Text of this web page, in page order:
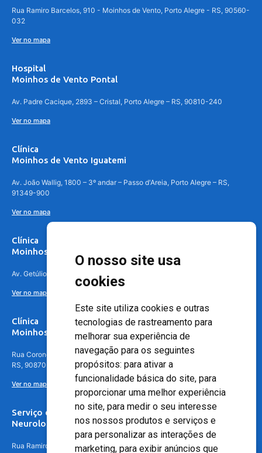
O nosso site usa
cookies
Este site utiliza cookies e outras
tecnologias de rastreamento para
melhorar sua experiência de
navegação para os seguintes
propósitos: para ativar a
funcionalidade básica do site, para
proporcionar uma melhor experiência
no site, para medir o seu interesse
nos nossos produtos e serviços e
para personalizar as interações de
marketing, para exibir anúncios que
Rua Ramiro Barcelos, 910 - Moinhos de Vento, Porto Alegre - RS, 90560-
032
Ver no mapa
Hospital
Moinhos de Vento Pontal
Av. Padre Cacique, 2893 – Cristal, Porto Alegre – RS, 90810-240
Ver no mapa
Clínica
Moinhos de Vento Iguatemi
Av. João Wallig, 1800 – 3º andar – Passo d'Areia, Porto Alegre – RS,
91349-900
Ver no mapa
Clínica
Moinhos de Vento Canoas
Av. Getúlio Vargas, 4841 – Centro, Canoas – RS, 92010-010
Ver no mapa
Clínica
Moinhos de Vento - Teresópolis
Rua Coronel Aparício Borges, 250 - 3º andar - Teresópolis, Porto Alegre -
RS, 90870-016
Ver no mapa
Serviço de
Neurologia
Rua Ramiro Barcelos, 630 – 5º andar – Floresta, Porto Alegre – RS,